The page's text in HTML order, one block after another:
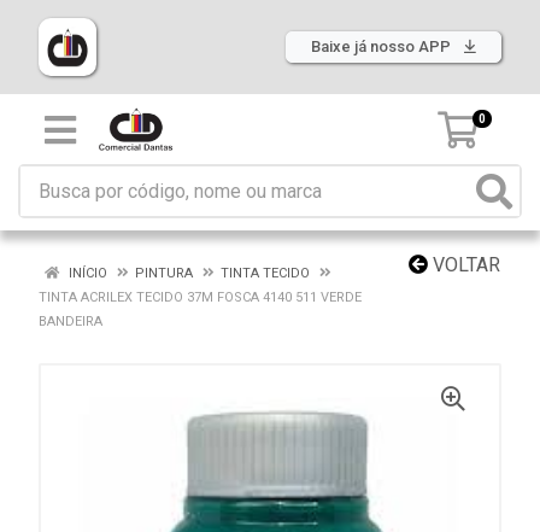
Baixe já nosso APP
0
VOLTAR
INÍCIO PINTURA
TINTA TECIDO
TINTA ACRILEX TECIDO 37M FOSCA 4140 511 VERDE
BANDEIRA